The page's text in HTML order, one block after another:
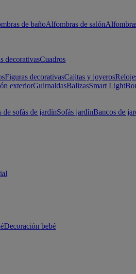
de bañoAlfombras de salón
decorativasCuadros
Figuras decorativasCajitas y joyeros
exteriorGuirnaldasBalizasSmart Light
de sofás de jardínSofás jardínBancos de
Decoración bebé